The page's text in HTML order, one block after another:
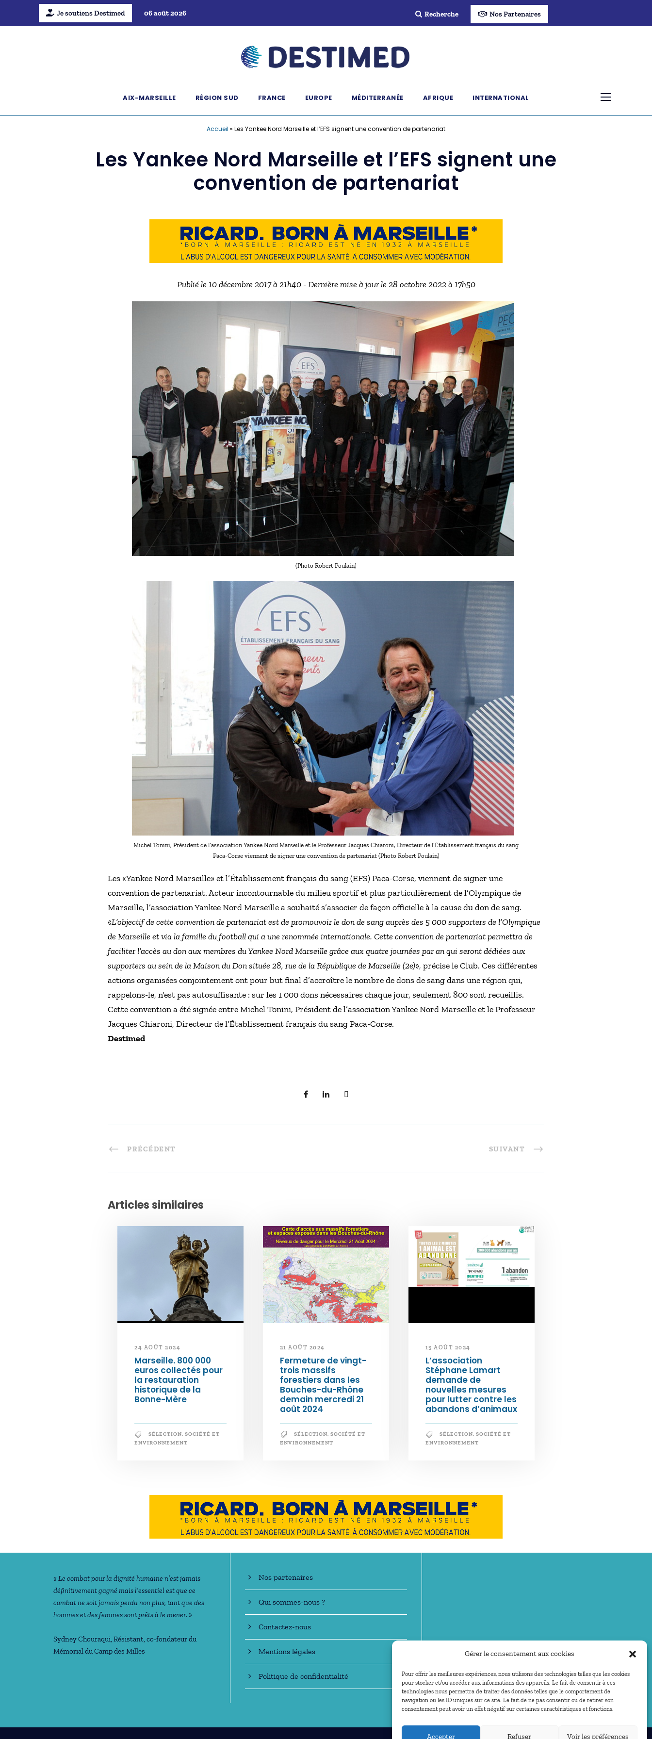
Gérer le consentement aux cookies
Pour offrir les meilleures expériences, nous utilisons des technologies telles que les cookies
pour stocker et/ou accéder aux informations des appareils. Le fait de consentir à ces
technologies nous permettra de traiter des données telles que le comportement de
navigation ou les ID uniques sur ce site. Le fait de ne pas consentir ou de retirer son
consentement peut avoir un effet négatif sur certaines caractéristiques et fonctions.
Accepter Refuser Voir les préférences
Je soutiens Destimed 06 août 2026 Recherche Nos Partenaires
AIX-MARSEILLE RÉGION SUD FRANCE EUROPE MÉDITERRANÉE AFRIQUE INTERNATIONAL
Accueil » Les Yankee Nord Marseille et l’EFS signent une convention de partenariat
Les Yankee Nord Marseille et l’EFS signent une
convention de partenariat
Publié le 10 décembre 2017 à 21h40 - Dernière mise à jour le 28 octobre 2022 à 17h50
(Photo Robert Poulain)
Michel Tonini, Président de l’association Yankee Nord Marseille et le Professeur Jacques Chiaroni, Directeur de l’Établissement français du sang
Paca-Corse viennent de signer une convention de partenariat (Photo Robert Poulain)
Les «Yankee Nord Marseille» et l’Établissement français du sang (EFS) Paca-Corse, viennent de signer une
convention de partenariat. Acteur incontournable du milieu sportif et plus particulièrement de l’Olympique de
Marseille, l’association Yankee Nord Marseille a souhaité s’associer de façon officielle à la cause du don de sang.
«L’objectif de cette convention de partenariat est de promouvoir le don de sang auprès des 5 000 supporters de l’Olympique
de Marseille et via la famille du football qui a une renommée internationale. Cette convention de partenariat permettra de
faciliter l’accès au don aux membres du Yankee Nord Marseille grâce aux quatre journées par an qui seront dédiées aux
supporters au sein de la Maison du Don située 28, rue de la République de Marseille (2e)», précise le Club. Ces différentes
actions organisées conjointement ont pour but final d’accroître le nombre de dons de sang dans une région qui,
rappelons-le, n’est pas autosuffisante : sur les 1 000 dons nécessaires chaque jour, seulement 800 sont recueillis.
Cette convention a été signée entre Michel Tonini, Président de l’association Yankee Nord Marseille et le Professeur
Jacques Chiaroni, Directeur de l’Établissement français du sang Paca-Corse.
Destimed
PRÉCÉDENT SUIVANT
Articles similaires
24 AOÛT 2024
Marseille. 800 000
euros collectés pour
la restauration
historique de la
Bonne-Mère
SÉLECTION, SOCIÉTÉ ET
ENVIRONNEMENT
21 AOÛT 2024
Fermeture de vingt-
trois massifs
forestiers dans les
Bouches-du-Rhône
demain mercredi 21
août 2024
SÉLECTION, SOCIÉTÉ ET
ENVIRONNEMENT
15 AOÛT 2024
L’association
Stéphane Lamart
demande de
nouvelles mesures
pour lutter contre les
abandons d’animaux
SÉLECTION, SOCIÉTÉ ET
ENVIRONNEMENT
Notre philosophie
« Le combat pour la dignité humaine n’est jamais
déﬁnitivement gagné mais l’essentiel est que ce
combat ne soit jamais perdu non plus, tant que des
hommes et des femmes sont prêts à le mener. »
Sydney Chouraqui, Résistant, co-fondateur du
Mémorial du Camp des Milles
En savoir +
Nos partenaires
Qui sommes-nous ?
Contactez-nous
Mentions légales
Politique de confidentialité